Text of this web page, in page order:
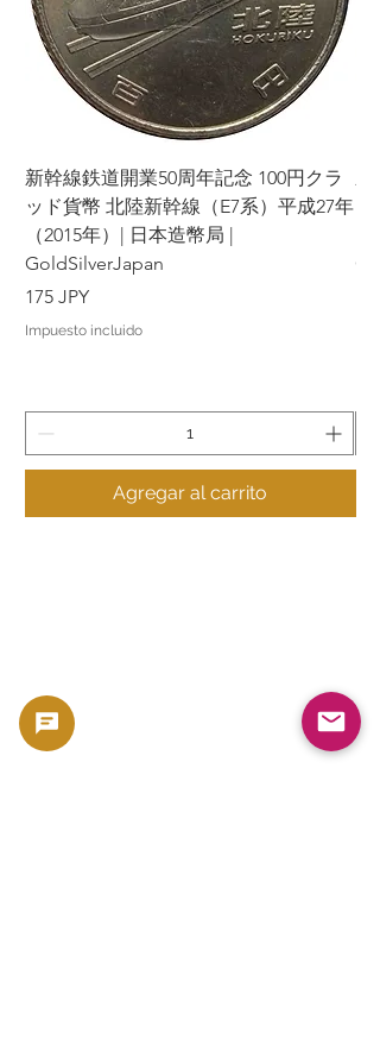
新幹線鉄道開業50周年記念 100円クラ
ッド貨幣 北陸新幹線（E7系）平成27年
（2015年）| 日本造幣局 |
GoldSilverJapan
Precio
175 JPY
Impuesto incluido
Agregar al carrito